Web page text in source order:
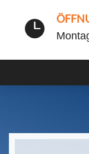
